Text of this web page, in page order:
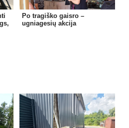
Po tragiško gaisro –
ugniagesių akcija